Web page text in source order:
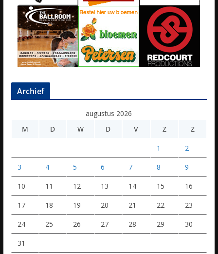
Archief
augustus 2026
M
D W D V Z Z
1 2
3 4 5 6 7 8 9
10 11 12 13 14 15 16
17 18 19 20 21 22 23
24 25 26 27 28 29 30
31